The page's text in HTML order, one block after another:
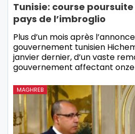
Tunisie: course
pays de l’imbroglio
Plus d’un mois après
gouvernement tunisien
janvier dernier, d’un vaste
gouvernement affectant onze
MAGHREB